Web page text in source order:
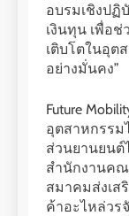
อบรมเชิงปฏิ
เงินทุน เพื่อช่
เติบโตในอุต
อย่างมั่นคง”
Future
อุตสาหกรร
ส่วนยานยนต์
สำนักงานคณ
สมาคมส่งเส
ค้าอะไหล่วร